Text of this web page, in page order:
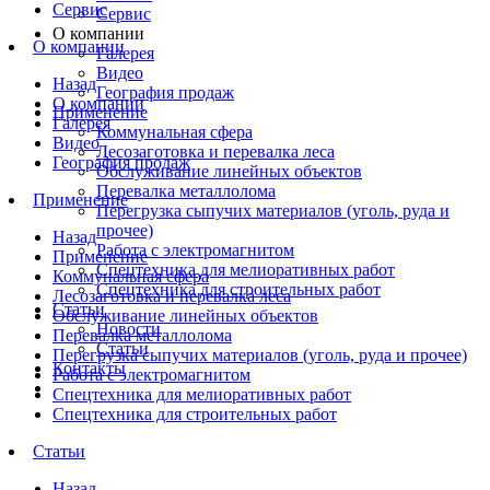
Сервис
О компании
Галерея
Видео
География продаж
Применение
Коммунальная сфера
Лесозаготовка и перевалка леса
Обслуживание линейных объектов
Перевалка металлолома
Перегрузка сыпучих материалов (уголь, руда и
прочее)
Работа с электромагнитом
Спецтехника для мелиоративных работ
Спецтехника для строительных работ
Статьи
Новости
Статьи
Контакты
Сервис
О компании
Назад
О компании
Галерея
Видео
География продаж
Применение
Назад
Применение
Коммунальная сфера
Лесозаготовка и перевалка леса
Обслуживание линейных объектов
Перевалка металлолома
Перегрузка сыпучих материалов (уголь, руда и прочее)
Работа с электромагнитом
Спецтехника для мелиоративных работ
Спецтехника для строительных работ
Статьи